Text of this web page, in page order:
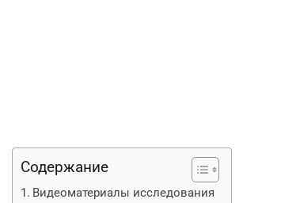
Содержание
Видеоматериалы исследования